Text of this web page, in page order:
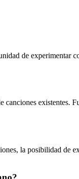
de experimentar
existentes.
la posibilidad de